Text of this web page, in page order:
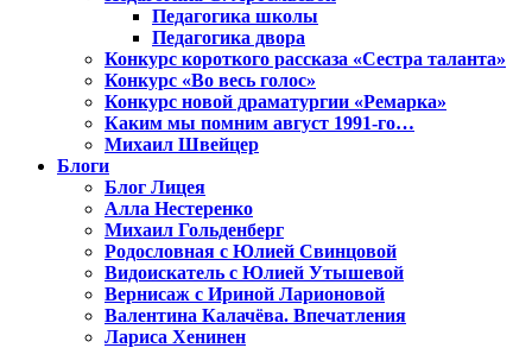
Педагогика школы
Педагогика двора
Конкурс короткого рассказа «Сестра таланта»
Конкурс «Во весь голос»
Конкурс новой драматургии «Ремарка»
Каким мы помним август 1991-го…
Михаил Швейцер
Блоги
Блог Лицея
Алла Нестеренко
Михаил Гольденберг
Родословная с Юлией Свинцовой
Видоискатель с Юлией Утышевой
Вернисаж с Ириной Ларионовой
Валентина Калачёва. Впечатления
Лариса Хенинен